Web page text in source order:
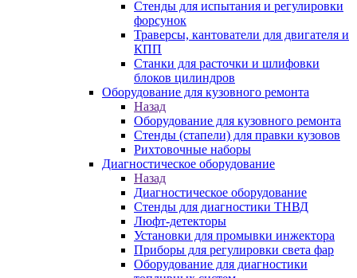
Стенды для испытания и регулировки
форсунок
Траверсы, кантователи для двигателя и
КПП
Станки для расточки и шлифовки
блоков цилиндров
Оборудование для кузовного ремонта
Назад
Оборудование для кузовного ремонта
Стенды (стапели) для правки кузовов
Рихтовочные наборы
Диагностическое оборудование
Назад
Диагностическое оборудование
Стенды для диагностики ТНВД
Люфт-детекторы
Установки для промывки инжектора
Приборы для регулировки света фар
Оборудование для диагностики